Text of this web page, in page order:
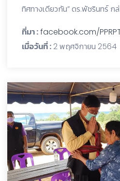
ทิศทางเดียวกัน” ดร.พัชรินทร์ ก
ที่มา :facebook.com/
เมื่อวันที่ : 2 พฤศจิกายน 2564